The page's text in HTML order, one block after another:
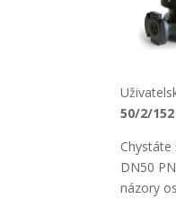
50/2/152
Chystáte
DN50
názory